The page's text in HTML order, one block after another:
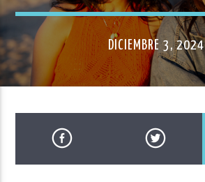
DICIEMBRE 3, 2024